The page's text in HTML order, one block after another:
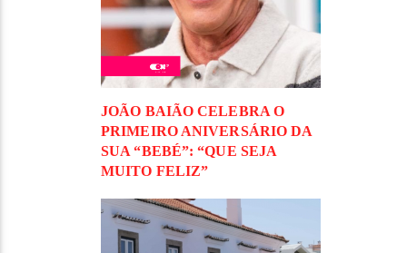
JOÃO BAIÃO CELEBRA O
PRIMEIRO ANIVERSÁRIO DA
SUA “BEBÉ”: “QUE SEJA
MUITO FELIZ”